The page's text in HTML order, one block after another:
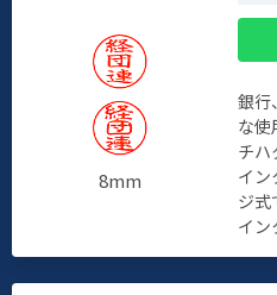
8mm
銀行
な使
チハ
イン
ジ式
イン